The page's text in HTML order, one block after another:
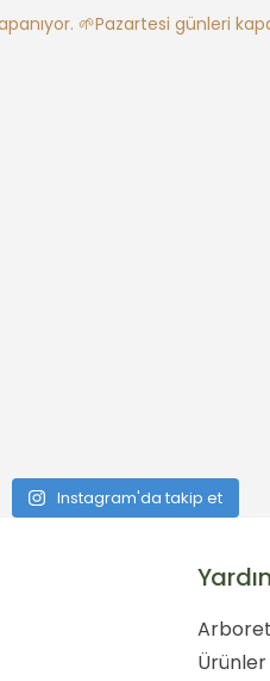
🌱Pazartesi günleri
Instagram'da takip et
Ürünler